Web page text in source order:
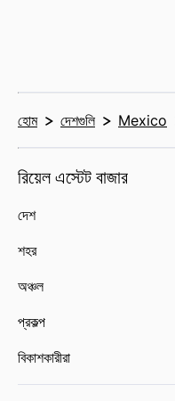
হোম দেশগুলি Mexico
রিয়েল এস্টেট বাজার
দেশ
শহর
অঞ্চল
প্রকল্প
বিকাশকারীরা